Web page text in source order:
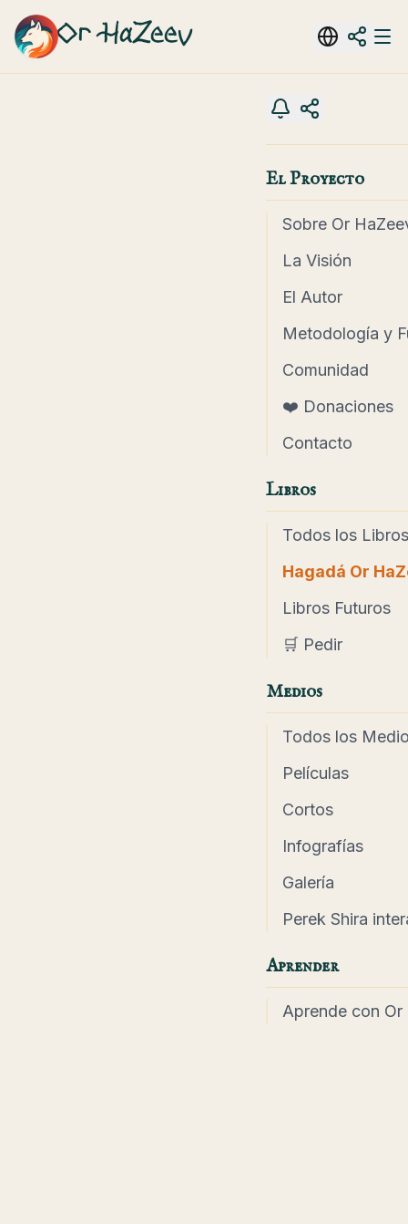
Or HaZeev
El Proyecto
Sobre Or
La Visión
El Autor
Metodología y
Comunidad
❤️ Donaciones
Contacto
Libros
Todos los Libros
Hagadá Or
Libros Futuros
🛒 Pedir
Medios
Todos los
Películas
Cortos
Infografías
Galería
Perek Shira
Aprender
Aprende con Or